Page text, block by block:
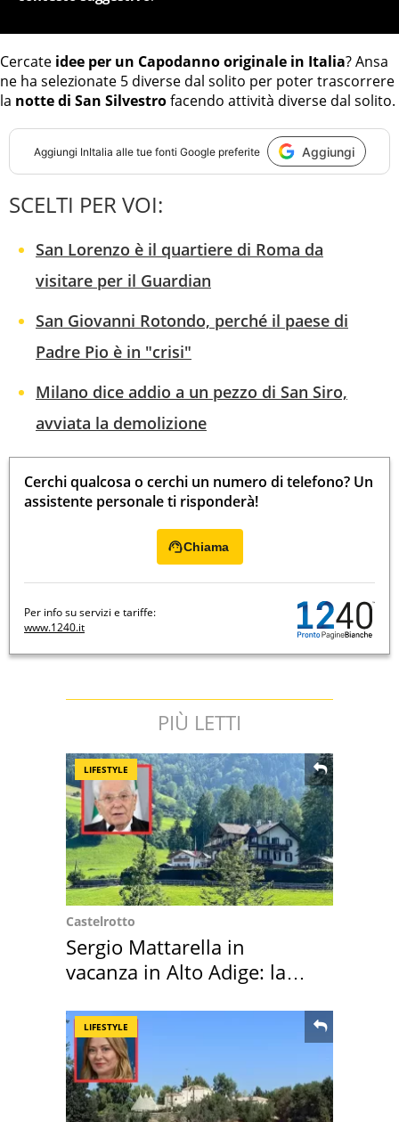
Cercate idee per un Capodanno originale in Italia? Ansa
ne ha selezionate 5 diverse dal solito per poter trascorrere
la notte di San Silvestrofacendo attività diverse dal solito.
Aggiungi InItalia alle tue fonti Google preferite Aggiungi
SCELTI PER VOI:
San Lorenzo è il quartiere di Roma da
visitare per il Guardian
San Giovanni Rotondo, perché il paese di
Padre Pio è in "crisi"
Milano dice addio a un pezzo di San Siro,
avviata la demolizione
Cerchi qualcosa o cerchi un numero di telefono? Un
assistente personale ti risponderà!
Chiama
Per info su servizi e tariffe:
www.1240.it
PIÙ LETTI
LIFESTYLE
Castelrotto
Sergio Mattarella in
vacanza in Alto Adige: la
LIFESTYLE